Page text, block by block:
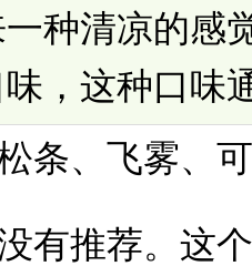
种清凉的感
，这种口味
条、飞雾、
有推荐。这